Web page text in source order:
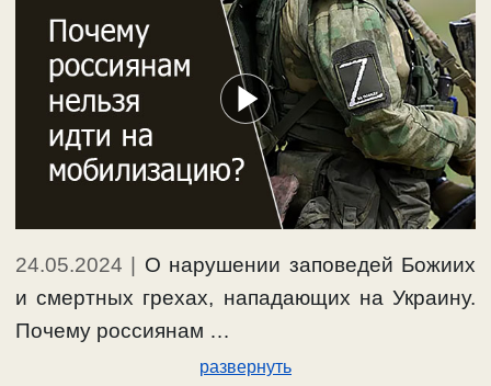
24.05.2024
О нарушении заповедей Божиих
и смертных грехах, нападающих на Украину.
Почему россиянам …
развернуть